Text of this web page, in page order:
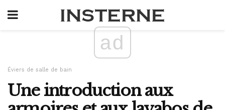
ad
Éviers de salle de bain
Une introduction aux